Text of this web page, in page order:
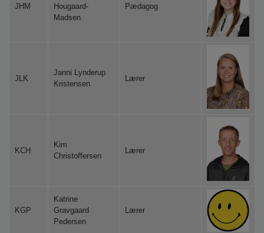
JHM
Hougaard-
Madsen
Pædagog
JLK
Janni Lynderup
Kristensen
Lærer
KCH
Kim
Christoffersen
Lærer
KGP
Katrine
Gravgaard
Pedersen
Lærer